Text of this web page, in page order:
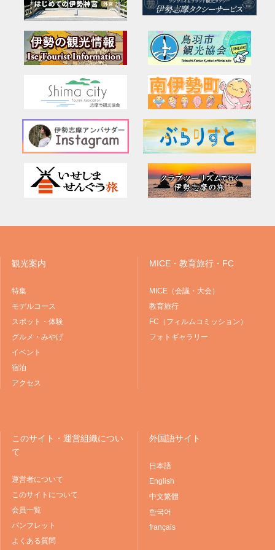
観光案内
特集
モデルコース
スポット・体験
グルメ・みやげ
イベント
宿泊
アクセス
MICE・教育旅行・FC
MICE（会議・大会）
教育旅行
FC（フィルムコミッション）
フォトギャラリー
このサイト・運営組織につい
て
運営者について
このサイトについて
会員一覧
パンフレット
よくある質問
外国語サイト
日本語
English
中文繁體
한국어
français